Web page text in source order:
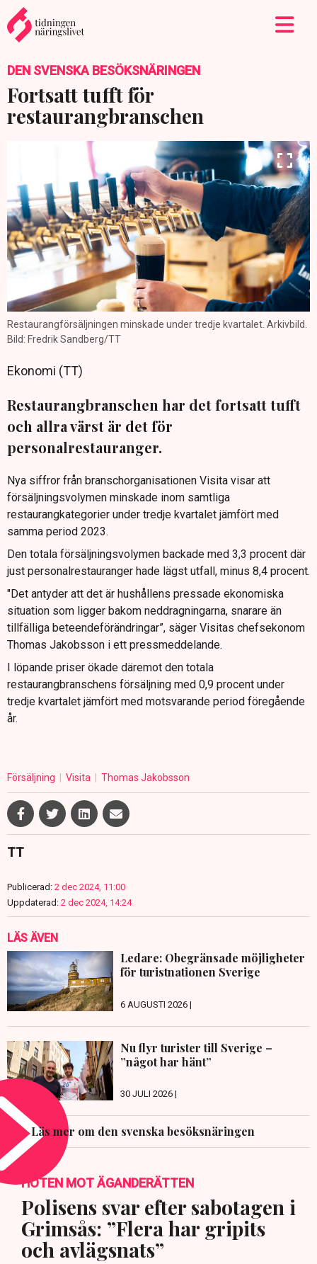
DEN SVENSKA BESÖKSNÄRINGEN
Fortsatt tufft för
restaurangbranschen
Restaurangförsäljningen minskade under tredje kvartalet. Arkivbild.
Bild: Fredrik Sandberg/TT
Ekonomi (TT)
Restaurangbranschen har det fortsatt tufft
och allra värst är det för
personalrestauranger.
Nya siffror från branschorganisationen Visita visar att
försäljningsvolymen minskade inom samtliga
restaurangkategorier under tredje kvartalet jämfört med
samma period 2023.
Den totala försäljningsvolymen backade med 3,3 procent där
just personalrestauranger hade lägst utfall, minus 8,4 procent.
"Det antyder att det är hushållens pressade ekonomiska
situation som ligger bakom neddragningarna, snarare än
tillfälliga beteendeförändringar”, säger Visitas chefsekonom
Thomas Jakobsson i ett pressmeddelande.
I löpande priser ökade däremot den totala
restaurangbranschens försäljning med 0,9 procent under
tredje kvartalet jämfört med motsvarande period föregående
år.
Försäljning Visita Thomas Jakobsson
TT
Publicerad: 2 dec 2024, 11:00
Uppdaterad: 2 dec 2024, 14:24
LÄS ÄVEN
Ledare: Obegränsade möjligheter
för turistnationen Sverige
6 AUGUSTI 2026 |
Nu flyr turister till Sverige –
”något har hänt”
30 JULI 2026 |
Läs mer om den svenska besöksnäringen
HOTEN MOT ÄGANDERÄTTEN
Polisens svar efter sabotagen i
Grimsås: ”Flera har gripits
och avlägsnats”